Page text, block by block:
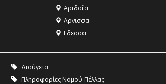
Αριδαία
Aρνισσα
Eδεσσα
Διαύγεια
Πληροφορίες Νομού Πέλλας